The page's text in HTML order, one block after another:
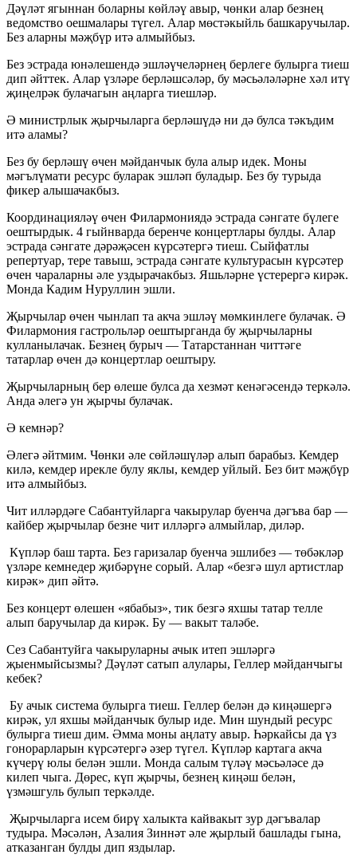
Дәүләт ягыннан боларны көйләү авыр, чөнки алар безнең
ведомство оешмалары түгел. Алар мөстәкыйль башкаручылар.
Без аларны мәҗбүр итә алмыйбыз.
Без эстрада юнәлешендә эшләүчеләрнең берлеге булырга тиеш
дип әйттек. Алар үзләре берләшсәләр, бу мәсьәләләрне хәл итү
җиңелрәк булачагын аңларга тиешләр.
Ә министрлык җырчыларга берләшүдә ни дә булса тәкъдим
итә аламы?
Без бу берләшү өчен мәйданчык була алыр идек. Моны
мәгълүмати ресурс буларак эшләп буладыр. Без бу турыда
фикер алышачакбыз.
Координацияләү өчен Филармониядә эстрада сәнгате бүлеге
оештырдык. 4 гыйнварда беренче концертлары булды. Алар
эстрада сәнгате дәрәҗәсен күрсәтергә тиеш. Сыйфатлы
репертуар, тере тавыш, эстрада сәнгате культурасын күрсәтер
өчен чараларны әле уздырачакбыз. Яшьләрне үстерергә кирәк.
Монда Кадим Нуруллин эшли.
Җырчылар өчен чынлап та акча эшләү мөмкинлеге булачак. Ә
Филармония гастрольләр оештырганда бу җырчыларны
кулланылачак. Безнең бурыч — Татарстаннан читтәге
татарлар өчен дә концертлар оештыру.
Җырчыларның бер өлеше булса да хезмәт кенәгәсендә теркәлә.
Анда әлегә ун җырчы булачак.
Ә кемнәр?
Әлегә әйтмим. Чөнки әле сөйләшүләр алып барабыз. Кемдер
килә, кемдер ирекле булу яклы, кемдер уйлый. Без бит мәҗбүр
итә алмыйбыз.
Чит илләрдәге Сабантуйларга чакырулар буенча дәгъва бар —
кайбер җырчылар безне чит илләргә алмыйлар, диләр.
Күпләр баш тарта. Без гаризалар буенча эшлибез — төбәкләр
үзләре кемнедер җибәрүне сорый. Алар «безгә шул артистлар
кирәк» дип әйтә.
Без концерт өлешен «ябабыз», тик безгә яхшы татар телле
алып баручылар да кирәк. Бу — вакыт таләбе.
Сез Сабантуйга чакыруларны ачык итеп эшләргә
җыенмыйсызмы? Дәүләт сатып алулары, Геллер мәйданчыгы
кебек?
Бу ачык система булырга тиеш. Геллер белән дә киңәшергә
кирәк, ул яхшы мәйданчык булыр иде. Мин шундый ресурс
булырга тиеш дим. Әмма моны аңлату авыр. Һәркайсы да үз
гонорарларын күрсәтергә әзер түгел. Күпләр картага акча
күчерү юлы белән эшли. Монда салым түләү мәсьәләсе дә
килеп чыга. Дөрес, күп җырчы, безнең киңәш белән,
үзмәшгуль булып теркәлде.
Җырчыларга исем бирү халыкта кайвакыт зур дәгъвалар
тудыра. Мәсәлән, Азалия Зиннәт әле җырлый башлады гына,
атказанган булды дип яздылар.